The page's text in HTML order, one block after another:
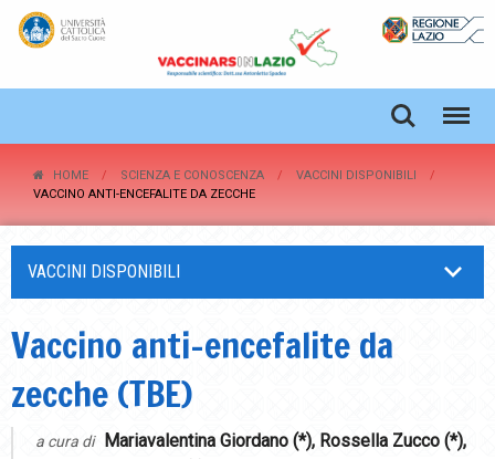
HOME SCIENZA E CONOSCENZA
VACCINI DISPONIBILI
VACCINO ANTI-ENCEFALITE DA ZECCHE
VACCINI DISPONIBILI
Vaccino anti-encefalite da
zecche (TBE)
a cura di
Mariavalentina Giordano (*), Rossella Zucco (*),